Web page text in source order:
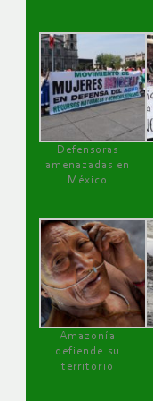
Defensoras
amenazadas en
México
Amazonía
defiende su
territorio